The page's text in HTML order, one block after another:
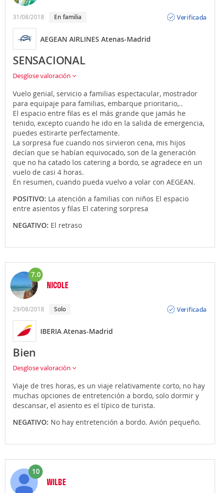
imaginarios de lo que significa el centro de la ciudad.
Por eso es conveniente que, antes de subirte al
dentro de esos límites no escritos. Existe una tarifa fija
importe varía en función de la hora a la que tomes el
taxi. La duración del viaje puede durar entre 25 y 45
minutos, en función del tráfico y del trayecto a realizar.
medio más caro, sobre todo si viajas solo o en pareja.
Traslado privado:el chófer te estará esperando
cuando aterrices en el aeropuerto y te llevará a tu
alojamiento. Puedes reservarlo con
antelación. Recuerda que Atrápalo te ofrece la
posibilidad de contratar traslados privados al realizar
la reserva de tu Vuelo + Hotel.
-Coche alquiler:Además, también tienes la opción de
ir encoche de alquilero propio (en ese caso infórmate
sobre los aparcamientos de las diferentes terminales)
31/08/2018 en familia
Verificada
AEGEAN AIRLINES Atenas-Madrid
SENSACIONAL
Desglose valoración
Vuelo genial, servicio a familias espectacular, mostrador
para equipaje para familias, embarque prioritario,..
El espacio entre filas es el más grande que jamás he
tenido, excepto cuando he ido en la salida de emergencia,
puedes estirarte perfectamente.
La sorpresa fue cuando nos sirvieron cena, mis hijos
decían que se habían equivocado, son de la generación
que no ha catado los catering a bordo, se agradece en un
vuelo de casi 4 horas.
En resumen, cuando pueda vuelvo a volar con AEGEAN.
POSITIVO: La atención a familias con niños El espacio
entre asientos y filas El catering sorpresa
NEGATIVO: El retraso
7.0
NICOLE
29/08/2018 solo
Verificada
IBERIA Atenas-Madrid
Bien
Desglose valoración
Viaje de tres horas, es un viaje relativamente corto, no hay
muchas opciones de entretención a bordo, solo dormir y
descansar, el asiento es el típico de turista.
NEGATIVO: No hay entretención a bordo. Avión pequeño.
10
WILBE